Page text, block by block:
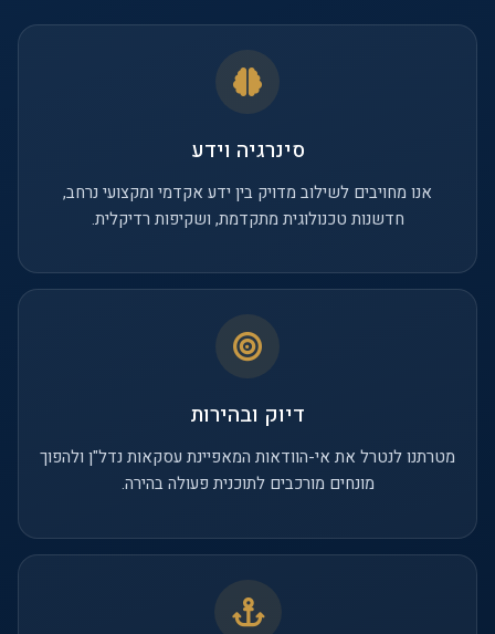
סינרגיה וידע
אנו מחויבים לשילוב מדויק בין ידע אקדמי ומקצועי נרחב,
חדשנות טכנולוגית מתקדמת, ושקיפות רדיקלית.
דיוק ובהירות
מטרתנו לנטרל את אי-הוודאות המאפיינת עסקאות נדל"ן ולהפוך
מונחים מורכבים לתוכנית פעולה בהירה.